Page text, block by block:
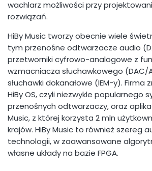
wachlarz możliwości przy
rozwiązań.
HiBy Music tworzy obecnie wiele
tym przenośne odtwarzacze audio
przetworniki cyfrowo-analogowe z
wzmacniacza słuchawkowego (DAC/
słuchawki dokanałowe (IEM-y). Firma
HiBy OS, czyli niezwykle popularnego
przenośnych odtwarzaczy, oraz
Music, z której korzysta 2 mln
krajów. HiBy Music to również szereg
technologii, w zaawansowane
własne układy na bazie FPGA.